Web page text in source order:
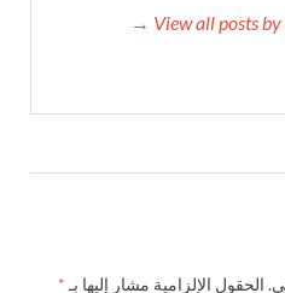
View all posts by
الحقول الإلزامية مشار إليها بـ *